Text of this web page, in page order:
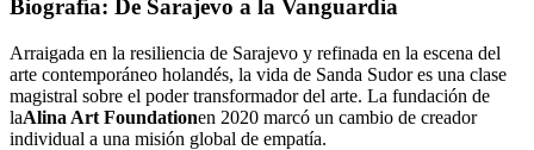
Biografía: De Sarajevo a la Vanguardia
Arraigada en la resiliencia de Sarajevo y refinada en la escena del
arte contemporáneo holandés, la vida de Sanda Sudor es una clase
magistral sobre el poder transformador del arte. La fundación de
laAlina Art Foundationen 2020 marcó un cambio de creador
individual a una misión global de empatía.